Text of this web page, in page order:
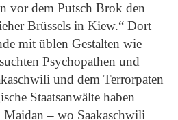
vor dem Putsch Brok den
Brüssels in Kiew.“ Dort
mit üblen Gestalten wie
Psychopathen und
und dem Terrorpaten
Staatsanwälte haben
– wo Saakaschwili